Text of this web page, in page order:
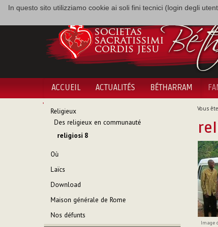
In questo sito utilizziamo cookie ai soli fini tecnici (login degli
ACCUEIL ACTUALITÉS BÉTHARRAM
NAVIGATION
Religieux
Des religieux en communauté
religiosi 8
Où
Laïcs
Download
Maison générale de Rome
Nos défunts
Vous
Image